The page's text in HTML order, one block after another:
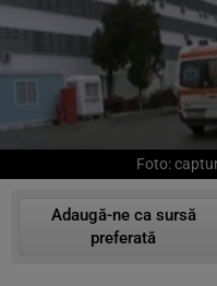
Foto:
Adaugă-ne ca sursă
preferată